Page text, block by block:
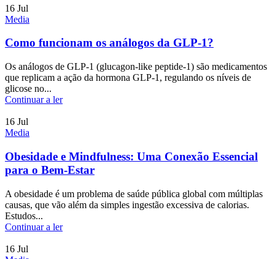
16 Jul
Media
Como funcionam os análogos da GLP-1?
Os análogos de GLP-1 (glucagon-like peptide-1) são medicamentos
que replicam a ação da hormona GLP-1, regulando os níveis de
glicose no...
Continuar a ler
16 Jul
Media
Obesidade e Mindfulness: Uma Conexão Essencial
para o Bem-Estar
A obesidade é um problema de saúde pública global com múltiplas
causas, que vão além da simples ingestão excessiva de calorias.
Estudos...
Continuar a ler
16 Jul